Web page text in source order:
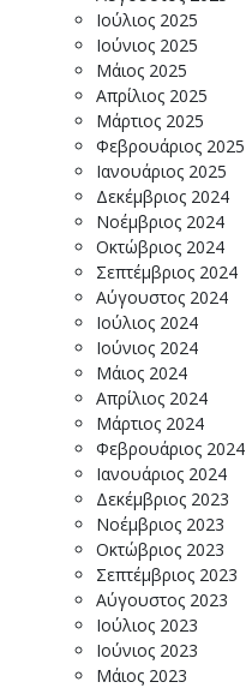
Ιούλιος 2025
Ιούνιος 2025
Μάιος 2025
Απρίλιος 2025
Μάρτιος 2025
Φεβρουάριος 2025
Ιανουάριος 2025
Δεκέμβριος 2024
Νοέμβριος 2024
Οκτώβριος 2024
Σεπτέμβριος 2024
Αύγουστος 2024
Ιούλιος 2024
Ιούνιος 2024
Μάιος 2024
Απρίλιος 2024
Μάρτιος 2024
Φεβρουάριος 2024
Ιανουάριος 2024
Δεκέμβριος 2023
Νοέμβριος 2023
Οκτώβριος 2023
Σεπτέμβριος 2023
Αύγουστος 2023
Ιούλιος 2023
Ιούνιος 2023
Μάιος 2023